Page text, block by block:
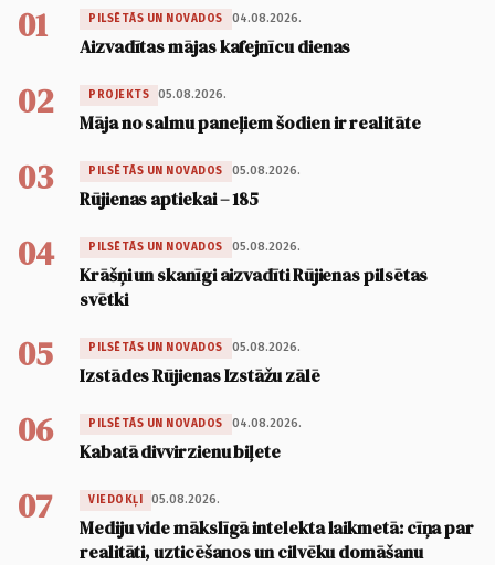
01 PILSĒTĀS UN NOVADOS 04.08.2026.
Aizvadītas mājas kafejnīcu dienas
02 PROJEKTS 05.08.2026.
Māja no salmu paneļiem šodien ir realitāte
03 PILSĒTĀS UN NOVADOS 05.08.2026.
Rūjienas aptiekai – 185
04 PILSĒTĀS UN NOVADOS 05.08.2026.
Krāšņi un skanīgi aizvadīti Rūjienas pilsētas
svētki
05 PILSĒTĀS UN NOVADOS 05.08.2026.
Izstādes Rūjienas Izstāžu zālē
06 PILSĒTĀS UN NOVADOS 04.08.2026.
Kabatā divvirzienu biļete
07 VIEDOKĻI 05.08.2026.
Mediju vide mākslīgā intelekta laikmetā: cīņa par
realitāti, uzticēšanos un cilvēku domāšanu